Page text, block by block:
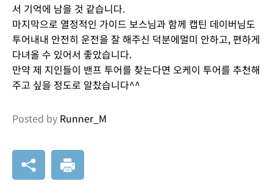
서 기억에 남을 것 같습니다.
마지막으로 열정적인 가이드 보스님과 함께 캡틴 데이버님도
투어내내 안전히 운전을 잘 해주신 덕분에멀미 안하고, 편하게
다녀올 수 있어서 좋았습니다.
만약 제 지인들이 밴프 투어를 찾는다면 오케이 투어를 추천해
주고 싶을 정도로 알찼습니다^^
Posted by Runner_M